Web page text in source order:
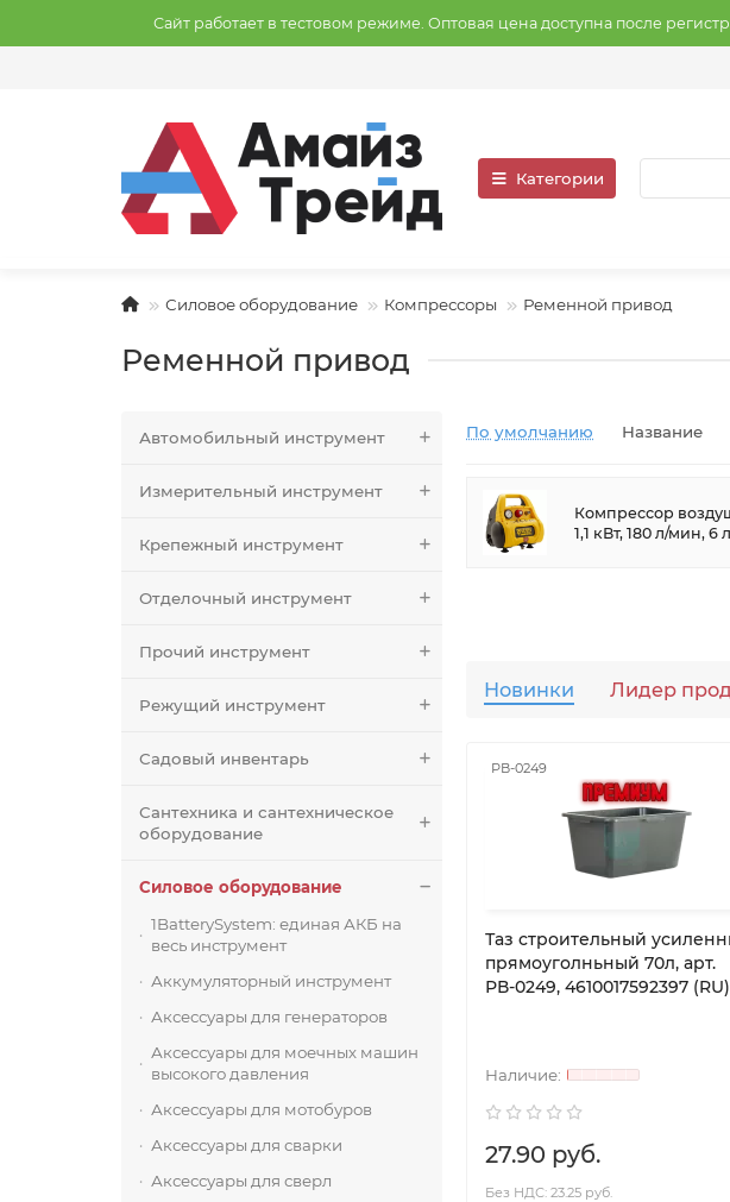
Сайт работает в тестовом режиме. Оптовая цена доступна после
Категории
Силовое оборудование Компрессоры Ременной привод
Ременной привод
Автомобильный инструмент
Измерительный инструмент
Крепежный инструмент
Отделочный инструмент
Прочий инструмент
Режущий инструмент
Садовый инвентарь
Сантехника и сантехническое
оборудование
Силовое оборудование
1BatterySystem: единая АКБ на
весь инструмент
Аккумуляторный инструмент
Аксессуары для генераторов
Аксессуары для моечных машин
высокого давления
Аксессуары для мотобуров
Аксессуары для сварки
Аксессуары для сверл
По умолчанию Название
Компрессор
1,1 кВт, 180 л/мин, 6
Новинки Лидер
РВ-0249
Таз строительный
прямоуголньный 70л, арт.
РВ-0249, 4610017592397 (RU)
27.90 руб.
Без НДС: 23.25 руб.